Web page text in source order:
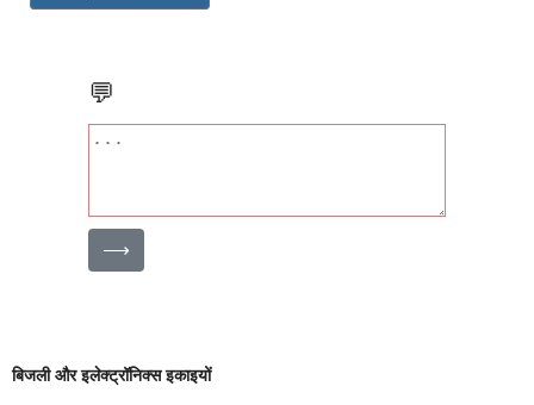
💬
⟶
बिजली और इलेक्ट्रॉनिक्स इकाइयों